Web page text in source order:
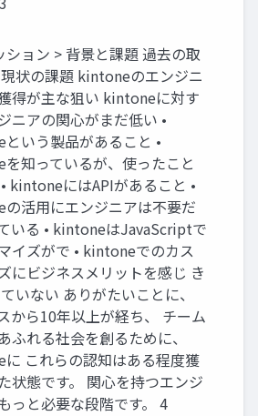
ション > 背景と課題 過去の取
現状の課題 kintoneのエンジニ
得が主な狙い kintoneに対す
ニアの関心がまだ低い •
いう製品があること •
知っているが、使ったこと
kintoneにはAPIがあること •
活用にエンジニアは不要だ
いる • kintoneはJavaScriptで
イズがで • kintoneでのカス
にビジネスメリットを感じ き
いない ありがたいことに、
から10年以上が経ち、 チーム
ふれる社会を創るために、
これらの認知はある程度獲
状態です。 関心を持つエンジ
っと必要な段階です。 4